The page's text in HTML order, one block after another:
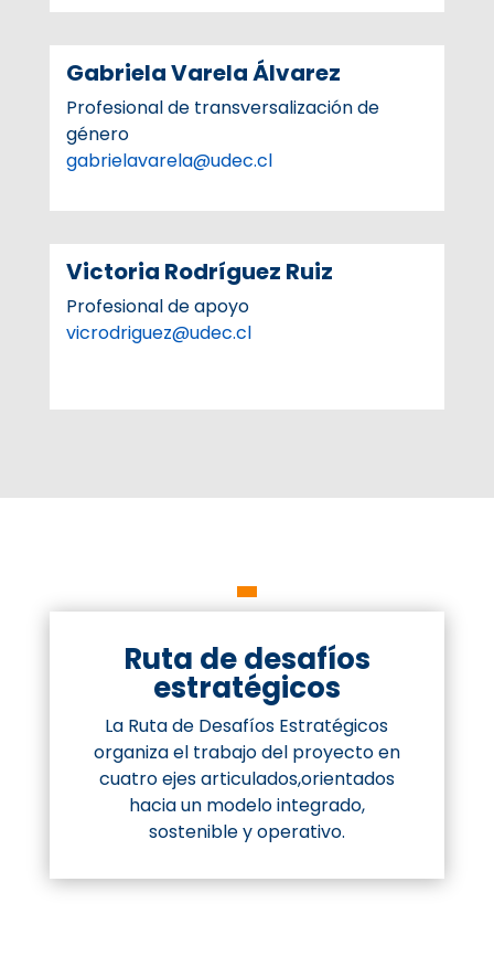
Gabriela Varela Álvarez
Profesional de transversalización de
género
gabrielavarela@udec.cl
Victoria Rodríguez Ruiz
Profesional de apoyo
vicrodriguez@udec.cl
Ruta de desafíos
estratégicos
La Ruta de Desafíos Estratégicos
organiza el trabajo del proyecto en
cuatro ejes articulados,orientados
hacia un modelo integrado,
sostenible y operativo.